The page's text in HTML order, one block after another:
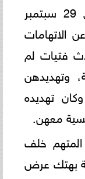
حيث أحالت النيابة القضية في 29 سبتمبر
عن الاتهامات
فتيات لم
وتهديدهن
تهديده
معهن.
خلف
بهتك عرض